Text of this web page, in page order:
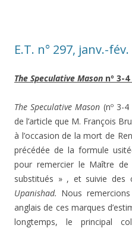
E.T. n° 297, janv.-
The Speculative Mason nº 3-
The Speculative Mason (nº 3-
de l’article que M. François
à l’occasion de la mort de
précédée de la formule
pour remercier le Maître
substitués » , et suivie des
Upanishad. Nous
anglais de ces marques
longtemps, le principal